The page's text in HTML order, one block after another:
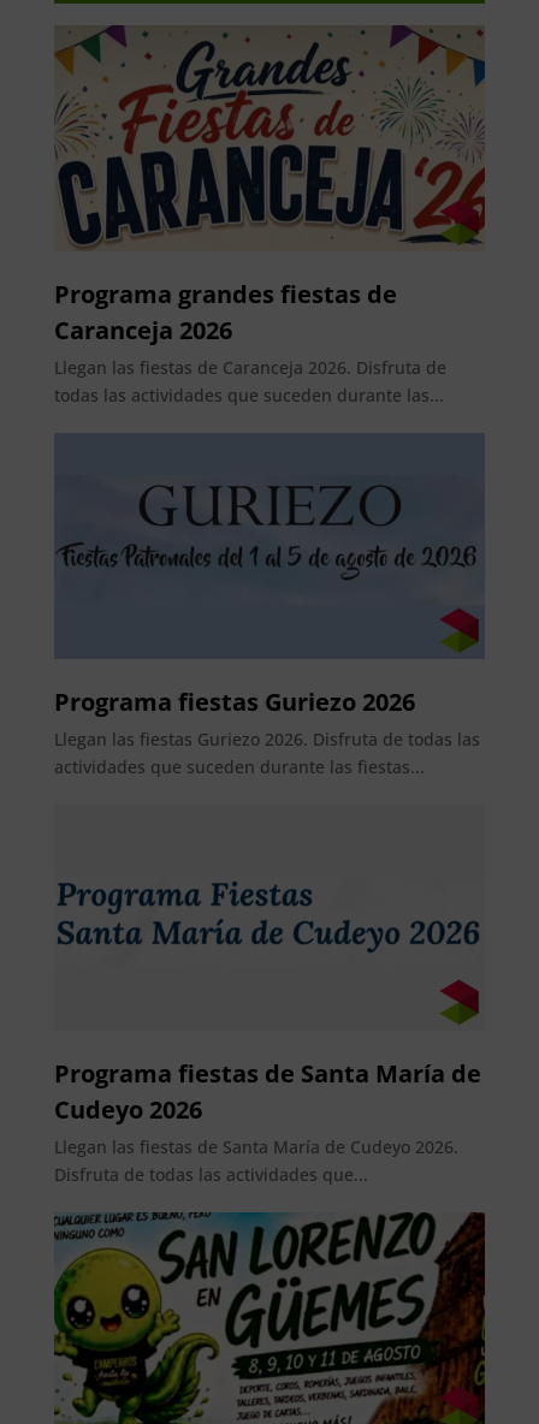
Programa grandes fiestas de
Caranceja 2026
Llegan las fiestas de Caranceja 2026. Disfruta de
todas las actividades que suceden durante las...
Programa fiestas Guriezo 2026
Llegan las fiestas Guriezo 2026. Disfruta de todas las
actividades que suceden durante las fiestas...
Programa fiestas de Santa María de
Cudeyo 2026
Llegan las fiestas de Santa María de Cudeyo 2026.
Disfruta de todas las actividades que...